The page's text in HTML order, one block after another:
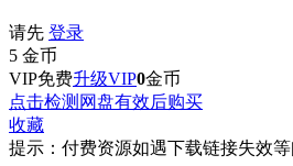
请先 登录
5 金币
VIP免费升级VIP0金币
点击检测网盘有效后购买
收藏
提示：付费资源如遇下载链接失效